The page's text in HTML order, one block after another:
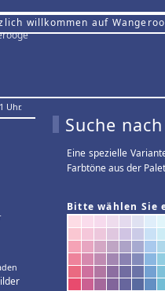
willkommen auf
Uhr.
Suche
Eine spezielle
Farbtöne aus der
Bitte wählen Sie